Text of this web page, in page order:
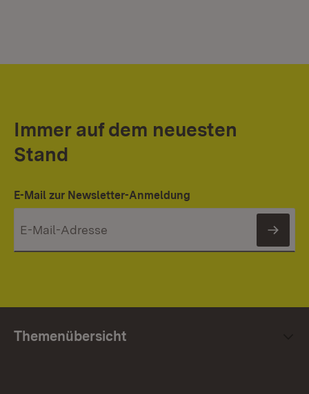
Immer auf dem neuesten
Stand
E-Mail zur Newsletter-Anmeldung
Themenübersicht